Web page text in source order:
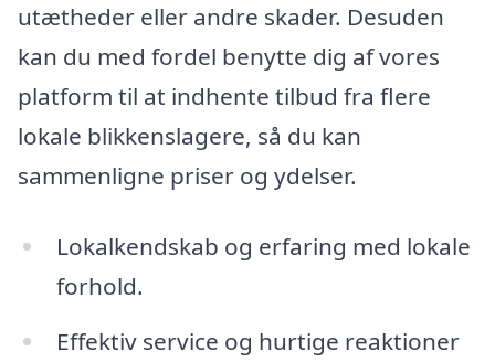
utætheder eller andre skader. Desuden
kan du med fordel benytte dig af vores
platform til at indhente tilbud fra flere
lokale blikkenslagere, så du kan
sammenligne priser og ydelser.
Lokalkendskab og erfaring med lokale
forhold.
Effektiv service og hurtige reaktioner